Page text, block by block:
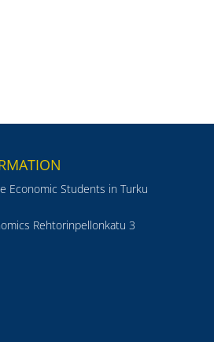
Economic Students in Turku
Rehtorinpellonkatu 3